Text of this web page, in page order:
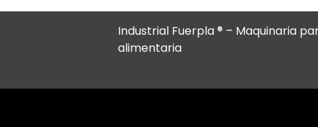
Industrial Fuerpla ® – Maquinaria
alimentaria